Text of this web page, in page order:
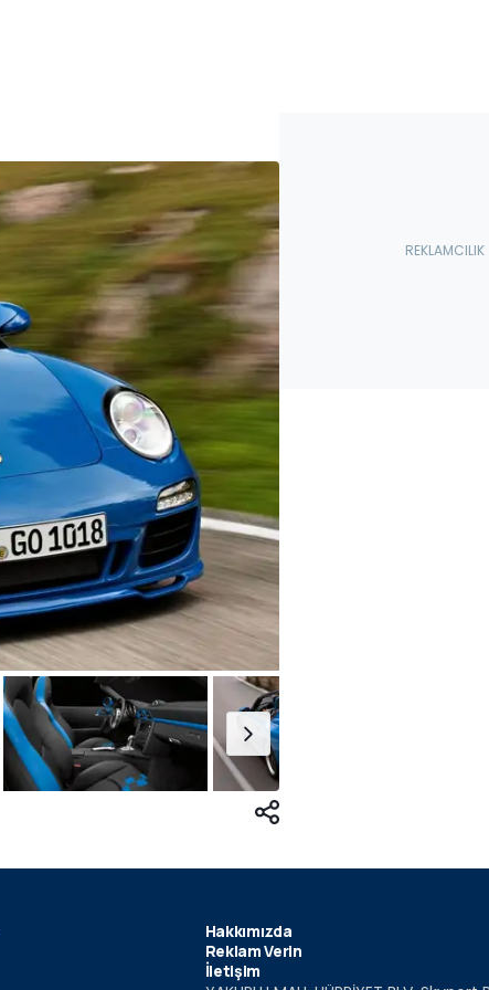
Hakkımızda
Reklam Verin
İletişim